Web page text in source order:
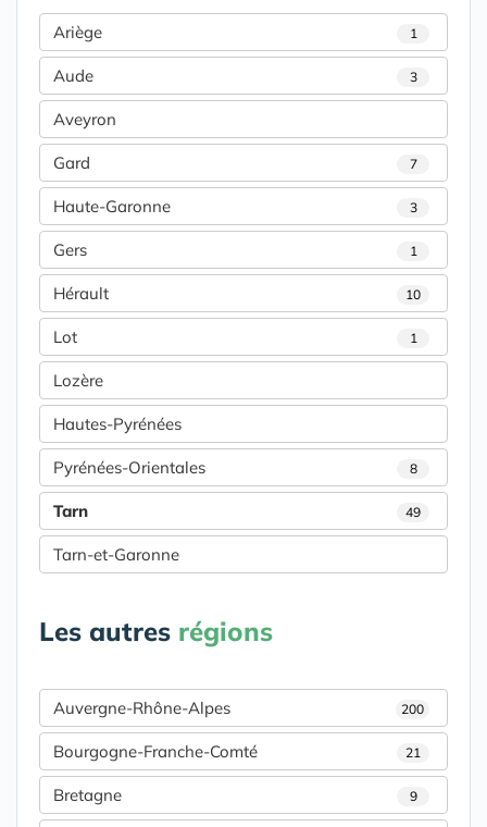
Ariège 1
Aude 3
Aveyron
Gard 7
Haute-Garonne 3
Gers 1
Hérault 10
Lot 1
Lozère
Hautes-Pyrénées
Pyrénées-Orientales 8
Tarn 49
Tarn-et-Garonne
Les autres régions
Auvergne-Rhône-Alpes 200
Bourgogne-Franche-Comté 21
Bretagne 9